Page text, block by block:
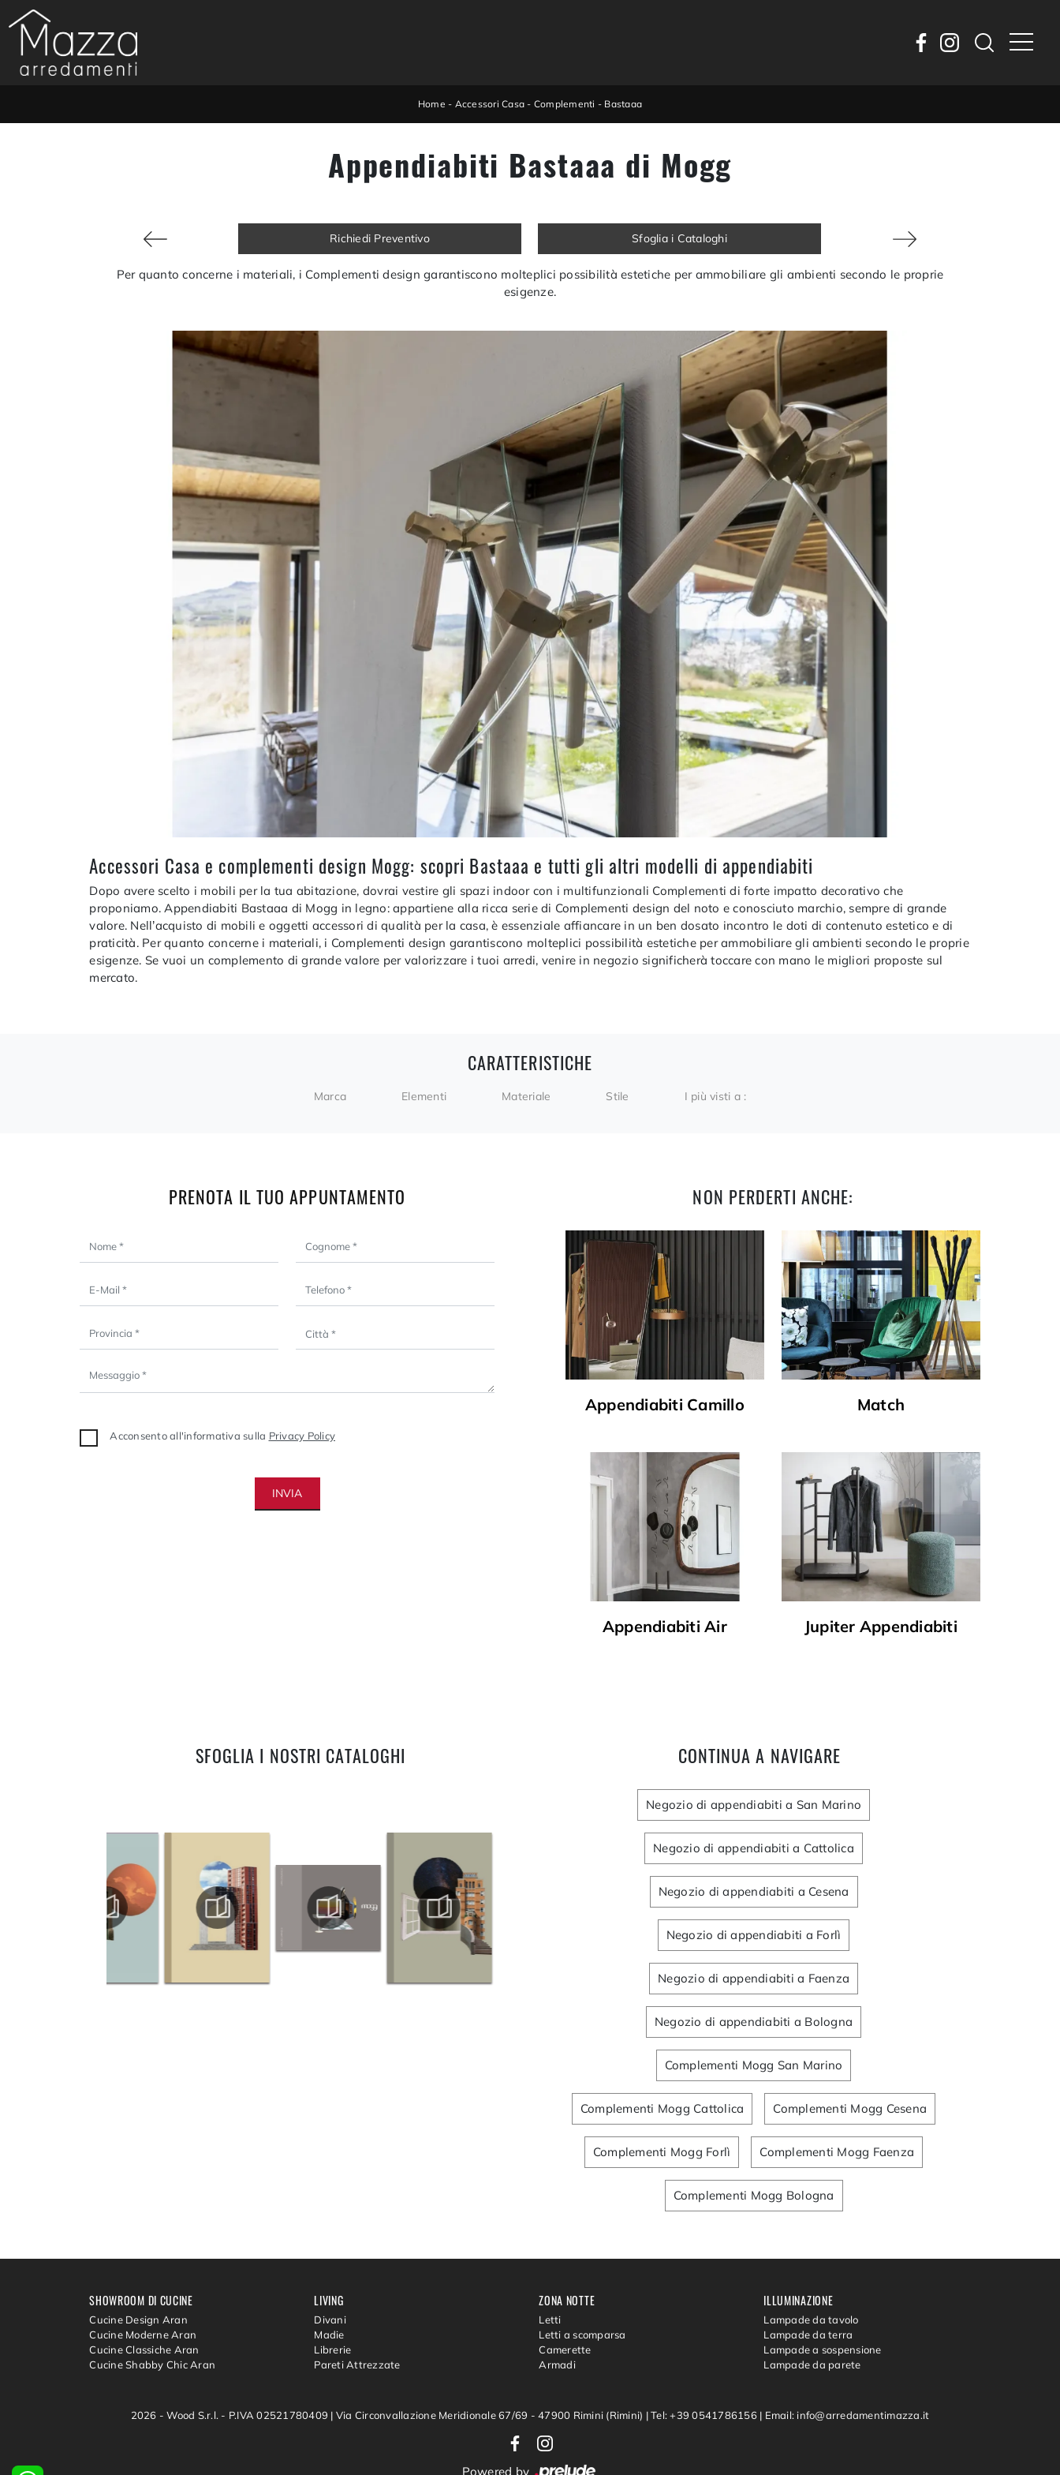
Home - Accessori Casa - Complementi - Bastaaa
Appendiabiti Bastaaa di Mogg
Richiedi Preventivo Sfoglia i Cataloghi
Per quanto concerne i materiali, i Complementi design garantiscono molteplici possibilità estetiche per ammobiliare gli ambienti secondo le proprie
esigenze.
Accessori Casa e complementi design Mogg: scopri Bastaaa e tutti gli altri modelli di appendiabiti
Dopo avere scelto i mobili per la tua abitazione, dovrai vestire gli spazi indoor con i multifunzionali Complementi di forte impatto decorativo che
proponiamo. Appendiabiti Bastaaa di Mogg in legno: appartiene alla ricca serie di Complementi design del noto e conosciuto marchio, sempre di grande
valore. Nell’acquisto di mobili e oggetti accessori di qualità per la casa, è essenziale affiancare in un ben dosato incontro le doti di contenuto estetico e di
praticità. Per quanto concerne i materiali, i Complementi design garantiscono molteplici possibilità estetiche per ammobiliare gli ambienti secondo le proprie
esigenze. Se vuoi un complemento di grande valore per valorizzare i tuoi arredi, venire in negozio significherà toccare con mano le migliori proposte sul
mercato.
CARATTERISTICHE
Marca Elementi Materiale Stile I più visti a :
PRENOTA IL TUO APPUNTAMENTO
Acconsento all'informativa sulla Privacy Policy
INVIA
NON PERDERTI ANCHE:
Appendiabiti Camillo Match
Appendiabiti Air Jupiter Appendiabiti
SFOGLIA I NOSTRI CATALOGHI CONTINUA A NAVIGARE
Negozio di appendiabiti a San Marino
Negozio di appendiabiti a Cattolica
Negozio di appendiabiti a Cesena
Negozio di appendiabiti a Forlì
Negozio di appendiabiti a Faenza
Negozio di appendiabiti a Bologna
Complementi Mogg San Marino
Complementi Mogg Cattolica Complementi Mogg Cesena
Complementi Mogg Forlì Complementi Mogg Faenza
Complementi Mogg Bologna
SHOWROOM DI CUCINE
Cucine Design Aran
Cucine Moderne Aran
Cucine Classiche Aran
Cucine Shabby Chic Aran
LIVING
Divani
Madie
Librerie
Pareti Attrezzate
ZONA NOTTE
Letti
Letti a scomparsa
Camerette
Armadi
ILLUMINAZIONE
Lampade da tavolo
Lampade da terra
Lampade a sospensione
Lampade da parete
2026 - Wood S.r.l. - P.IVA 02521780409 | Via Circonvallazione Meridionale 67/69 - 47900 Rimini (Rimini) |Tel: +39 0541786156 | Email: info@arredamentimazza.it
Powered by